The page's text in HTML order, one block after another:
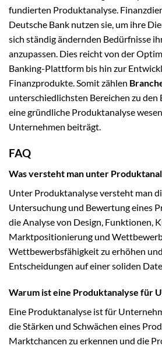
fundierten Produktanalyse.
Deutsche Bank nutzen sie, um ihre
sich ständig ändernden Bedürfnisse
anzupassen. Dies reicht von der
Banking-Plattform bis hin zur
Finanzprodukte. Somit zählen
unterschiedlichsten Bereichen zu den
eine gründliche Produktanalyse
Unternehmen beiträgt.
FAQ
Was versteht man unter
Unter Produktanalyse versteht man
Untersuchung und Bewertung eines
die Analyse von Design, Funktionen,
Marktpositionierung und
Wettbewerbsfähigkeit zu erhöhen
Entscheidungen auf einer soliden
Warum ist eine Produktanalyse für
Eine Produktanalyse ist für
die Stärken und Schwächen eines
Marktchancen zu erkennen und die